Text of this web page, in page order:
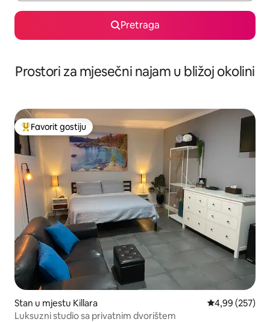
Pretraga
Prostori za mjesečni najam u bližoj okolini
Glavni favorit gostiju
Favorit gostiju
Stan u mjestu Killara prosječna
4,99 (257)
Luksuzni studio sa privatnim dvorištem